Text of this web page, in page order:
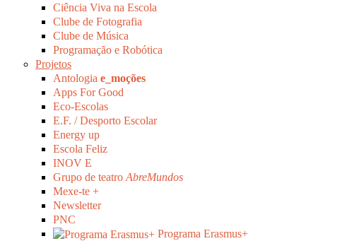
Ciência Viva na Escola
Clube de Fotografia
Clube de Música
Programação e Robótica
Projetos
Antologia e_moções
Apps For Good
Eco-Escolas
E.F. / Desporto Escolar
Energy up
Escola Feliz
INOV E
Grupo de teatro AbreMundos
Mexe-te +
Newsletter
PNC
Programa Erasmus+